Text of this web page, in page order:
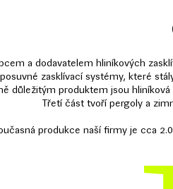
a dodavatelem hliníkových
zasklívací systémy, které
důležitým produktem jsou
Třetí část tvoří pergoly a
produkce naší firmy je cca